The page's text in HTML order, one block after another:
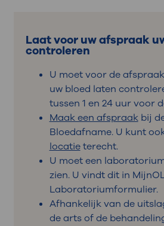
Laat voor uw afspraak
controleren
U moet voor de
uw bloed laten
tussen 1 en 24 uur voor
Maak een afspraakbij
Bloedafname. U kunt
locatieterecht.
U moet een
zien. U vindt dit in
Laboratoriumformulier.
Afhankelijk van de
de arts of de